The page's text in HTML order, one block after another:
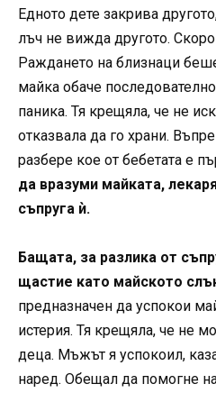
Едното дете закрива
лъч не вижда другото.
Раждането на близнаци
майка обаче
паника. Тя крещяла, че не
отказвала да го храни.
разбере кое от бебетата е
да вразуми майката,
съпруга ѝ.
Бащата, за разлика от
щастие като майското
предназначен да успокои
истерия. Тя крещяла, че не
деца. Мъжът я успокоил,
наред. Обещал да помогне